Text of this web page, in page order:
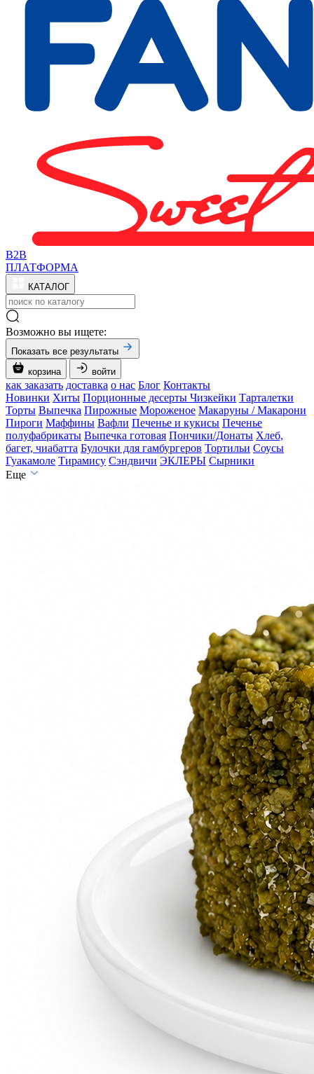
B2B
ПЛАТФОРМА
КАТАЛОГ
Возможно вы ищете:
Показать все результаты
корзина
войти
как заказать доставка о нас Блог Контакты
Новинки Хиты Порционные десерты Чизкейки Тарталетки
Торты Выпечка Пирожные Мороженое Макаруны / Макарони
Пироги Маффины Вафли Печенье и кукисы Печенье
полуфабрикаты Выпечка готовая Пончики/Донаты Хлеб,
багет, чиабатта Булочки для гамбургеров Тортильи Соусы
Гуакамоле Тирамису Сэндвичи ЭКЛЕРЫ Сырники
Еще